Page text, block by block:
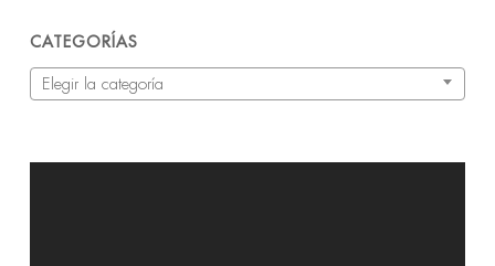
CATEGORÍAS
Categorías
Elegir la categoría